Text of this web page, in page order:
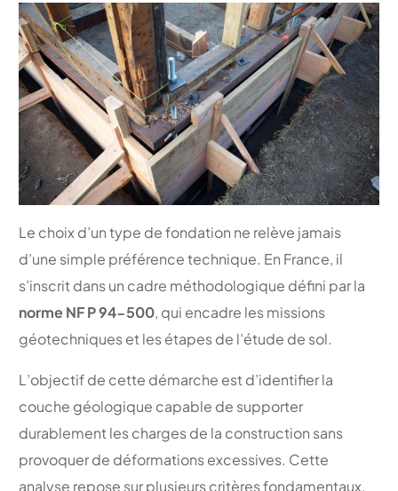
Le choix d’un type de fondation ne relève jamais
d’une simple préférence technique. En France, il
s’inscrit dans un cadre méthodologique défini par la
norme NF P 94-500, qui encadre les missions
géotechniques et les étapes de l’étude de sol.
L’objectif de cette démarche est d’identifier la
couche géologique capable de supporter
durablement les charges de la construction sans
provoquer de déformations excessives. Cette
analyse repose sur plusieurs critères fondamentaux.